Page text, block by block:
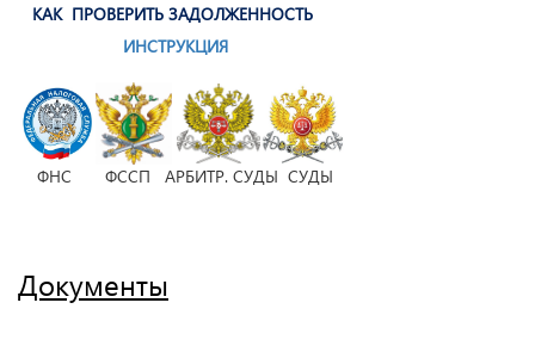
КАК ПРОВЕРИТЬ ЗАДОЛЖЕННОСТЬ
ИНСТРУКЦИЯ
ФНС ФССП АРБИТР. СУДЫ СУДЫ
Документы